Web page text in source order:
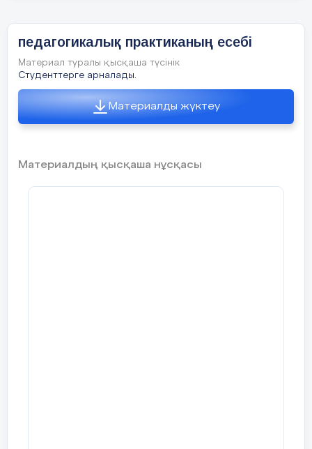
отыруы компьютер,
“
Ең,ең
педагогикалық практиканың есебі
Материал туралы қысқаша түсінік
Студенттерге арналады.
Материалды жүктеу
Материалдың қысқаша нұсқасы